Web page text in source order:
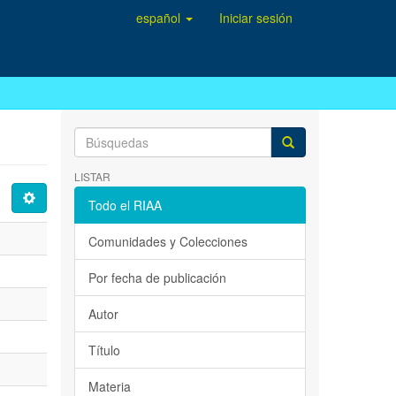
español Iniciar sesión
LISTAR
Todo el RIAA
Comunidades y Colecciones
Por fecha de publicación
Autor
Título
Materia